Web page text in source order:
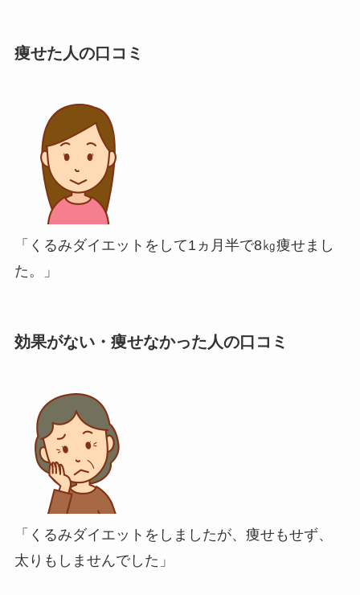
痩せた人の口コミ
「くるみダイエットをして1ヵ月半で8㎏痩せまし
た。」
効果がない・痩せなかった人の口コミ
「くるみダイエットをしましたが、痩せもせず、
太りもしませんでした」